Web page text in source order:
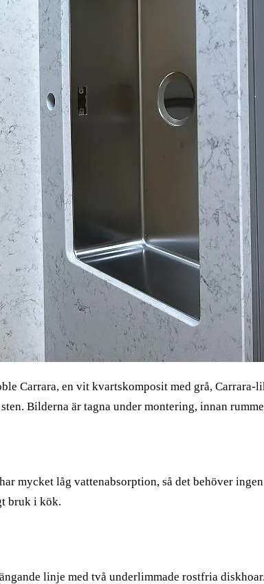
Carrara, en vit kvartskomposit med grå,
Bilderna är tagna under montering, innan
mycket låg vattenabsorption, så det behöver
bruk i kök.
linje med två underlimmade rostfria